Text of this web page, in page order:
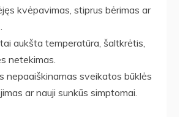
kvėpavimas, stiprus bėrimas ar
aukšta temperatūra, šaltkrėtis,
netekimas.
nepaaiškinamas sveikatos būklės
ar nauji sunkūs simptomai.